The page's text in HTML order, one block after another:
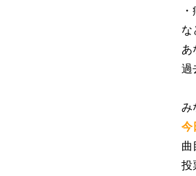
な
あ
過
み
今
曲
投